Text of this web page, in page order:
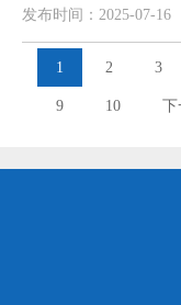
发布时间：2025-07-16
1 2 3
9 10 下